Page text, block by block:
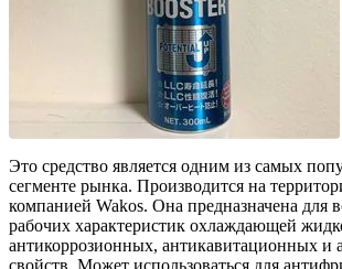
Это средство является одним из самых
сегменте рынка. Производится на
компанией Wakos. Она предназначена для
рабочих характеристик охлаждающей
антикоррозионных, антикавитационных и
свойств. Может использоваться для